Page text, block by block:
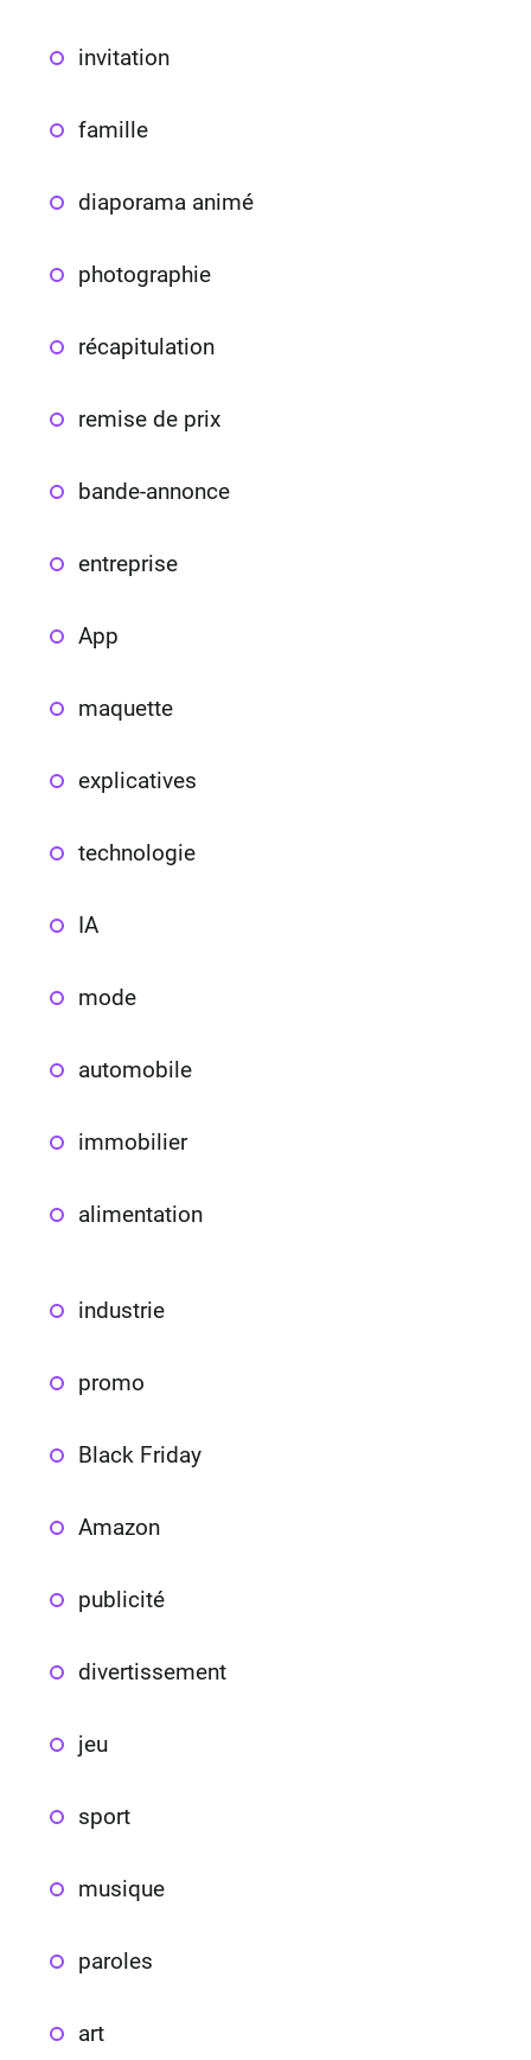
invitation
famille
diaporama animé
photographie
récapitulation
remise de prix
bande-annonce
entreprise
App
maquette
explicatives
technologie
IA
mode
automobile
immobilier
alimentation
industrie
promo
Black Friday
Amazon
publicité
divertissement
jeu
sport
musique
paroles
art